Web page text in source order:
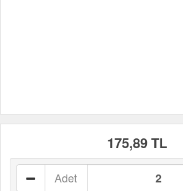
175,89 TL
Adet